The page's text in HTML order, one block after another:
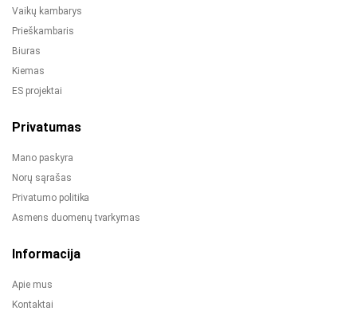
Vaikų kambarys
Prieškambaris
Biuras
Kiemas
ES projektai
Privatumas
Mano paskyra
Norų sąrašas
Privatumo politika
Asmens duomenų tvarkymas
Informacija
Apie mus
Kontaktai